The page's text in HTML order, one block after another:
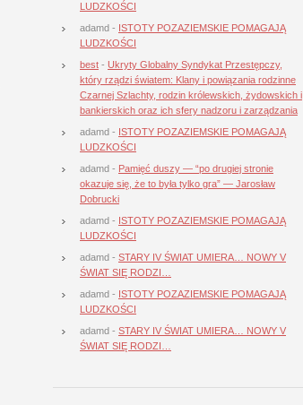
LUDZKOŚCI
adamd - ISTOTY POZAZIEMSKIE POMAGAJĄ
LUDZKOŚCI
best - Ukryty Globalny Syndykat Przestępczy,
który rządzi światem: Klany i powiązania rodzinne
Czarnej Szlachty, rodzin królewskich, żydowskich i
bankierskich oraz ich sfery nadzoru i zarządzania
adamd - ISTOTY POZAZIEMSKIE POMAGAJĄ
LUDZKOŚCI
adamd - Pamięć duszy — “po drugiej stronie
okazuje się, że to była tylko gra” — Jarosław
Dobrucki
adamd - ISTOTY POZAZIEMSKIE POMAGAJĄ
LUDZKOŚCI
adamd - STARY IV ŚWIAT UMIERA… NOWY V
ŚWIAT SIĘ RODZI…
adamd - ISTOTY POZAZIEMSKIE POMAGAJĄ
LUDZKOŚCI
adamd - STARY IV ŚWIAT UMIERA… NOWY V
ŚWIAT SIĘ RODZI…